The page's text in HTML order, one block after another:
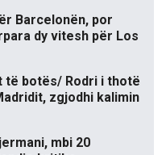
Barcelonën, por
dy vitesh për Los
të botës/ Rodri i thotë
zgjodhi kalimin
mbi 20